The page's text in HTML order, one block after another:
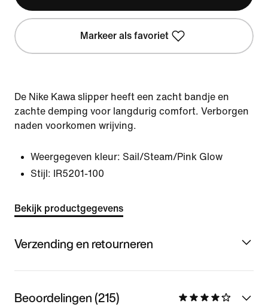
Markeer als favoriet
De Nike Kawa slipper heeft een zacht bandje en
zachte demping voor langdurig comfort. Verborgen
naden voorkomen wrijving.
Weergegeven kleur: Sail/Steam/Pink Glow
Stijl:
IR5201-100
Bekijk productgegevens
Verzending en retourneren
Beoordelingen (215)